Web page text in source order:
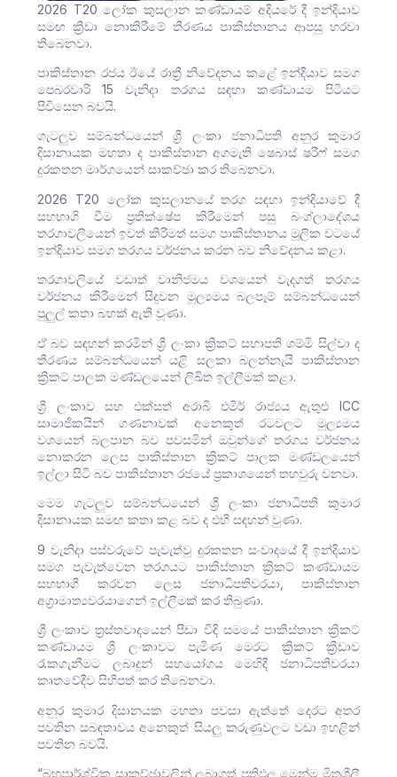
2026 T20 ලෝක කුසලාන කණ්ඩායම් අදියරේ දී ඉන්දියාව
සමඟ ක්‍රීඩා නොකිරීමේ තීරණය පාකිස්තානය ආපසු හරවා
තිබෙනවා.
පාකිස්තාන රජය ඊයේ රාත්‍රී නිවේදනය කළේ ඉන්දියාව සමග
පෙබරවාරි 15 ​​වැනිදා තරගය සඳහා කණ්ඩායම පිටියට
පිවිසෙන බවයි.
ගැටලුව සම්බන්ධයෙන් ශ්‍රී ලංකා ජනාධිපති අනුර කුමාර
දිසානායක මහතා ද පාකිස්තාන අගමැති ෂෙබාස් ෂරීෆ් සමග
දුරකතන මාර්ගයෙන් සාකච්ඡා කර තිබෙනවා.
2026 T20 ලෝක කුසලානයේ තරග සඳහා ඉන්දියාවේ දී
සහභාගි වීම ප්‍රතික්ෂේප කිරීමෙන් පසු බංග්ලාදේශය
තරගාවලියෙන් ඉවත් කිරීමත් සමග පාකිස්තානය මූලික වටයේ
ඉන්දියාව සමග තරගය වර්ජනය කරන බව නිවේදනය කළා.
තරගාවලියේ වඩාත් වානිජමය වශයෙන් වැදගත් තරගය
වර්ජනය කිරීමෙන් සිදුවන මූල්‍යමය බලපෑම් සම්බන්ධයෙන්
පුලුල් කතා බහක් ඇති වූණා.
ඒ බව සඳහන් කරමින් ශ්‍රී ලංකා ක්‍රිකට් සභාපති ශම්මි සිල්වා ද
තීරණය සම්බන්ධයෙන් යළි සලකා බලන්නැයි පාකිස්තාන
ක්‍රිකට් පාලක මණ්ඩලයෙන් ලිඛිත ඉල්ලීමක් කළා.
ශ්‍රී ලංකාව සහ එක්සත් අරාබි එමීර් රාජ්‍යය ඇතුළු ICC
සාමාජිකයින් ගණනාවක් අනෙකුත් රටවලට මූල්‍යමය
වශයෙන් බලපාන බව පවසමින් ඔවුන්ගේ තරගය වර්ජනය
නොකරන ලෙස පාකිස්තාන ක්‍රිකට් පාලක මණ්ඩලයෙන්
ඉල්ලා සිටි බව පාකිස්තාන රජයේ ප්‍රකාශයෙන් තහවුරු වනවා.
මෙම ගැටලුව සම්බන්ධයෙන් ශ්‍රී ලංකා ජනාධිපති කුමාර
දිසානායක සමඟ කතා කළ බව ද එහි සඳහන් වුණා.
9 වැනිදා පස්වරුවේ පැවැත්වූ දුරකතන සංවාදයේ දී ඉන්දියාව
සමග පැවැත්වෙන තරගයට පාකිස්තාන ක්‍රිකට් කණ්ඩායම
සහභාගී කරවන ලෙස ජනාධිපතිවරයා, පාකිස්තාන
අග්‍රාමාත්‍යවරයාගෙන් ඉල්ලීමක් කර තිබුණා.
ශ්‍රී ලංකාව ත්‍රස්තවාදයෙන් පීඩා විඳි සමයේ පාකිස්තාන ක්‍රිකට්
කණ්ඩායම ශ්‍රී ලංකාවට පැමිණ මෙරට ක්‍රිකට් ක්‍රීඩාව
රැකගැනීමට ලබාදුන් සහයෝගය මෙහිදී ජනාධිපතිවරයා
කෘතවේදීව සිහිපත් කර තිබෙනවා.
අනුර කුමාර දිසානයක මහතා පවසා ඇත්තේ දෙරට අතර
පවතින සබඳතාවය අනෙකුත් සියලු කරුණුවලට වඩා ඉහළින්
පවතින බවයි.
“බහුපාර්ශ්වික සාකච්ඡාවලින් ලබාගත් ප්‍රතිඵල මෙන්ම මිත්‍රශීලී